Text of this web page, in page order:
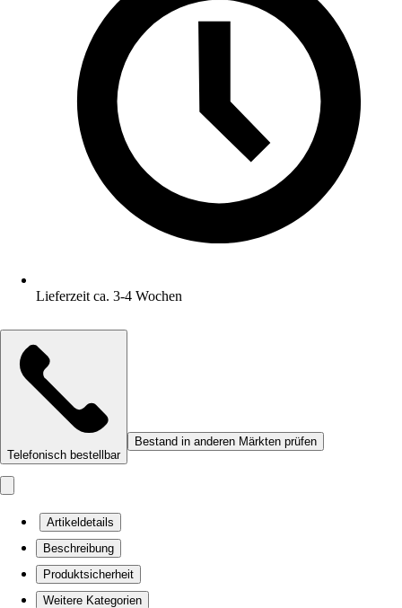
Lieferzeit ca. 3-4 Wochen
Telefonisch bestellbar
Bestand in anderen Märkten prüfen
Artikeldetails
Beschreibung
Produktsicherheit
Weitere Kategorien